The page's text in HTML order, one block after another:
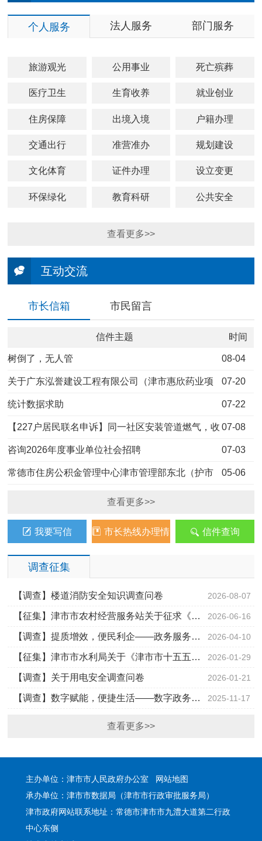
个人服务 法人服务 部门服务
旅游观光 公用事业 死亡殡葬
医疗卫生 生育收养 就业创业
住房保障 出境入境 户籍办理
交通出行 准营准办 规划建设
文化体育 证件办理 设立变更
环保绿化 教育科研 公共安全
查看更多>>
互动交流
市长信箱 市民留言
信件主题 时间
树倒了，无人管 08-04
关于广东泓誉建设工程有限公司（津市惠欣药业项
目）拒不…
07-20
统计数据求助 07-22
【227户居民联名申诉】同一社区安装管道燃气，收
费标准不…
07-08
咨询2026年度事业单位社会招聘 07-03
常德市住房公积金管理中心津市管理部东北（护市 05-06
查看更多>>
我要写信 市长热线办理情 信件查询
调查征集
2026-08-07
【调查】楼道消防安全知识调查问卷
2026-06-16
【征集】津市市农村经营服务站关于征求《津市市农村产权流转交易市场建设方案（征求意见稿）》
2026-04-10
【调查】提质增效，便民利企——政务服务流程优化意见调查
2026-01-29
【征集】津市市水利局关于《津市市十五五水安全保障规划（征求意见稿）》公开征集意见的公告
2026-01-21
【调查】关于用电安全调查问卷
2025-11-17
【调查】数字赋能，便捷生活——数字政务服务体验调查
查看更多>>
主办单位：津市市人民政府办公室 网站地图
承办单位：津市市数据局（津市市行政审批服务局）
津市政府网站联系地址：常德市津市市九澧大道第二行政
中心东侧